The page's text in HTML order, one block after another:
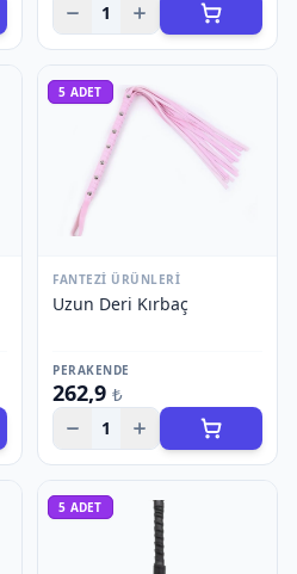
1
5 ADET
FANTEZI ÜRÜNLERI
Uzun Deri Kırbaç
PERAKENDE
262,9 ₺
1
5 ADET